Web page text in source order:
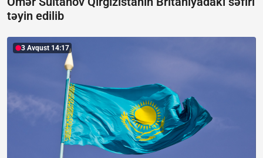
təyin edilib
3 Avqust 14:17